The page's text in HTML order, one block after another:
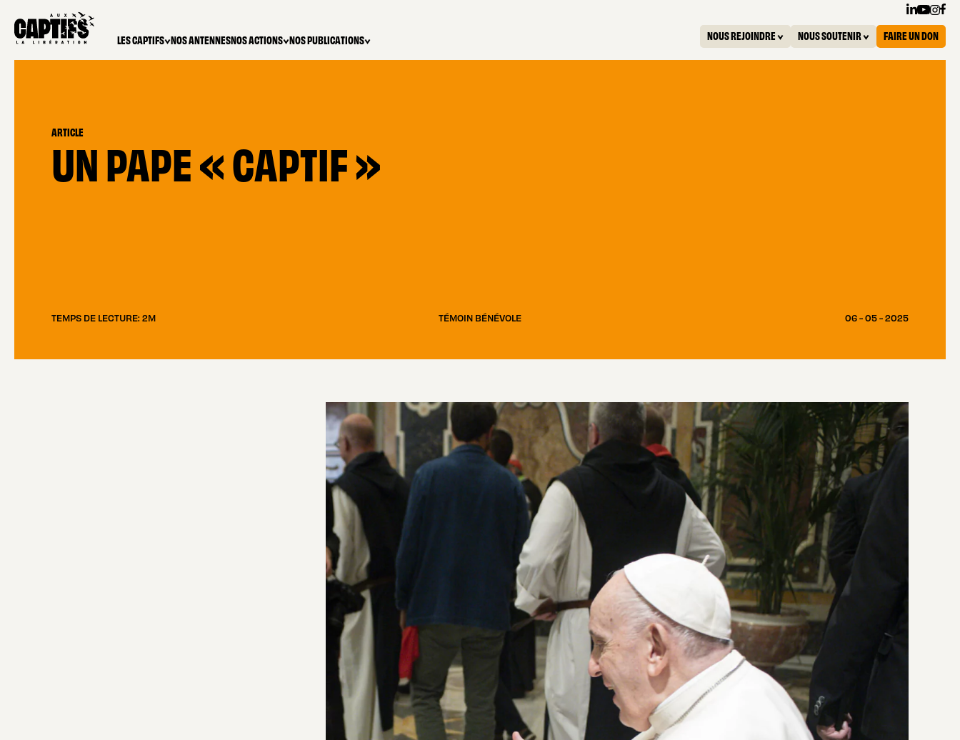
LES CAPTIFS NOS ANTENNESNOS ACTIONS NOS PUBLICATIONS NOUS REJOINDRE NOUS SOUTENIR FAIRE UN DON
ARTICLE
UN PAPE « CAPTIF »
TEMPS DE LECTURE: 2M TÉMOIN BÉNÉVOLE 06 - 05 - 2025